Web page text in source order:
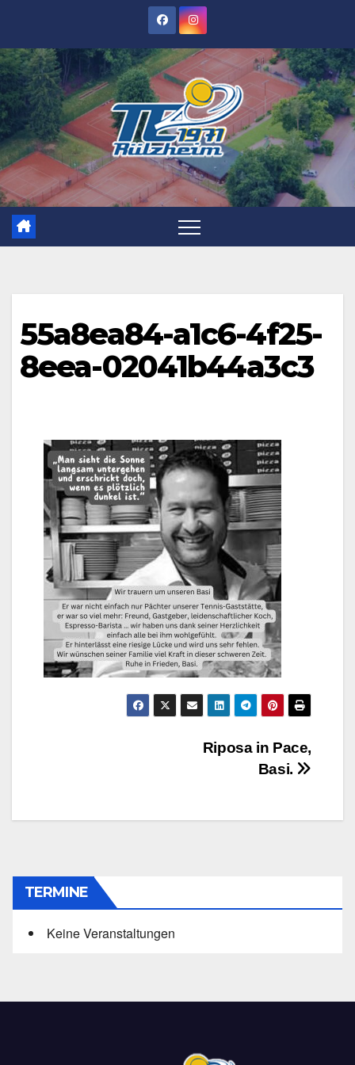
springen
55a8ea84-a1c6-4f25-
8eea-02041b44a3c3
Beitragsnavigation
Riposa in Pace,
Basi.
TERMINE
Keine Veranstaltungen